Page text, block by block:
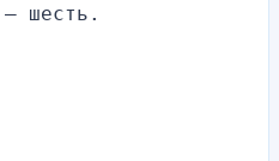
шесть.